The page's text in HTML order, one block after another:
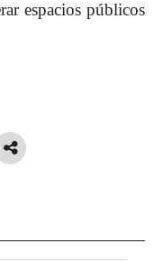
espacios públicos